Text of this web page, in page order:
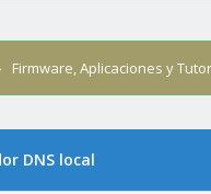
Firmware, Aplicaciones y
DNS local